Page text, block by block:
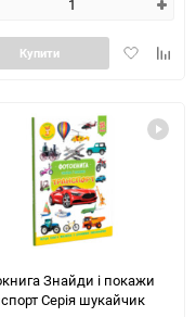
Додати
Купити
Знайди і покажи
Серія шукайчик